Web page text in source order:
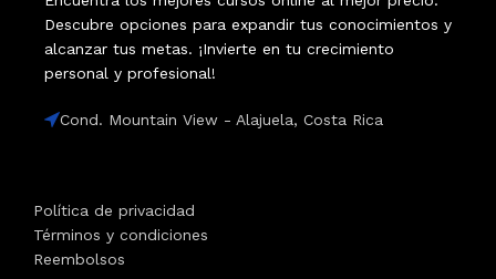
Descubre opciones para expandir tus conocimientos y
alcanzar tus metas. ¡Invierte en tu crecimiento
personal y profesional!
Cond. Mountain View - Alajuela, Costa Rica
Política de privacidad
Términos y condiciones
Reembolsos